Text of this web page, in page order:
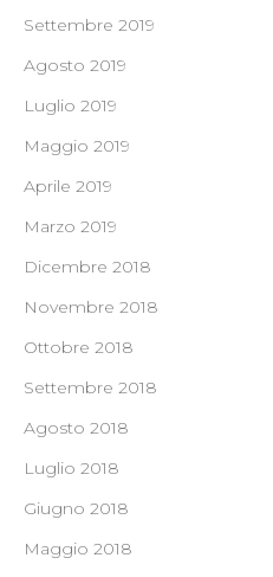
Settembre 2019
Agosto 2019
Luglio 2019
Maggio 2019
Aprile 2019
Marzo 2019
Dicembre 2018
Novembre 2018
Ottobre 2018
Settembre 2018
Agosto 2018
Luglio 2018
Giugno 2018
Maggio 2018